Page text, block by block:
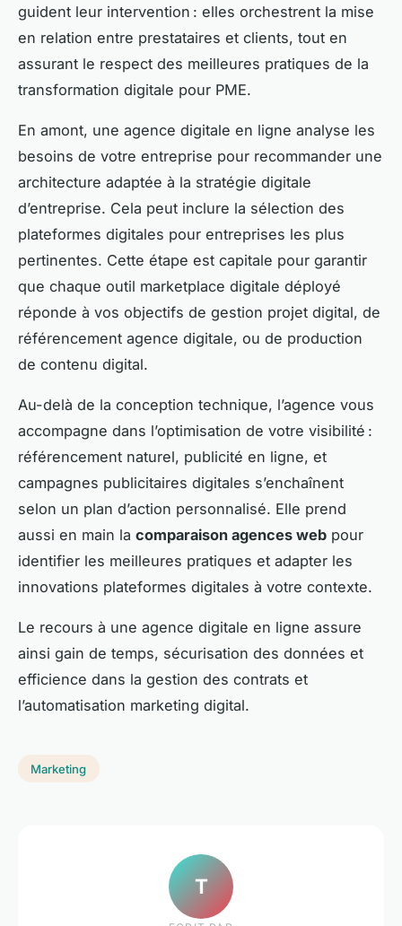
guident leur intervention : elles orchestrent la mise
en relation entre prestataires et clients, tout en
assurant le respect des meilleures pratiques de la
transformation digitale pour PME.
En amont, une agence digitale en ligne analyse les
besoins de votre entreprise pour recommander une
architecture adaptée à la stratégie digitale
d’entreprise. Cela peut inclure la sélection des
plateformes digitales pour entreprises les plus
pertinentes. Cette étape est capitale pour garantir
que chaque outil marketplace digitale déployé
réponde à vos objectifs de gestion projet digital, de
référencement agence digitale, ou de production
de contenu digital.
Au-delà de la conception technique, l’agence vous
accompagne dans l’optimisation de votre visibilité :
référencement naturel, publicité en ligne, et
campagnes publicitaires digitales s’enchaînent
selon un plan d’action personnalisé. Elle prend
aussi en main la comparaison agences web pour
identifier les meilleures pratiques et adapter les
innovations plateformes digitales à votre contexte.
Le recours à une agence digitale en ligne assure
ainsi gain de temps, sécurisation des données et
efficience dans la gestion des contrats et
l’automatisation marketing digital.
Marketing
T